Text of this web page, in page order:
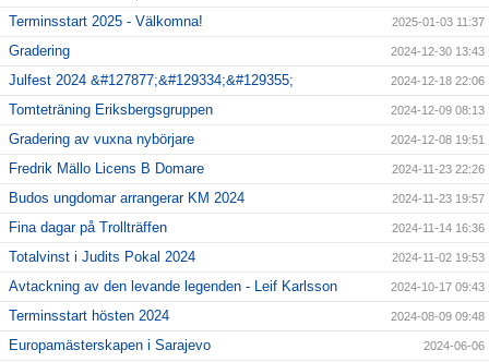
Terminsstart 2025 - Välkomna! 2025-01-03 11:37
Gradering 2024-12-30 13:43
Julfest 2024 &#127877;&#129334;&#129355; 2024-12-18 22:06
Tomteträning Eriksbergsgruppen 2024-12-09 08:13
Gradering av vuxna nybörjare 2024-12-08 19:51
Fredrik Mällo Licens B Domare 2024-11-23 22:26
Budos ungdomar arrangerar KM 2024 2024-11-23 19:57
Fina dagar på Trollträffen 2024-11-14 16:36
Totalvinst i Judits Pokal 2024 2024-11-02 19:53
Avtackning av den levande legenden - Leif Karlsson 2024-10-17 09:43
Terminsstart hösten 2024 2024-08-09 09:48
Europamästerskapen i Sarajevo 2024-06-06